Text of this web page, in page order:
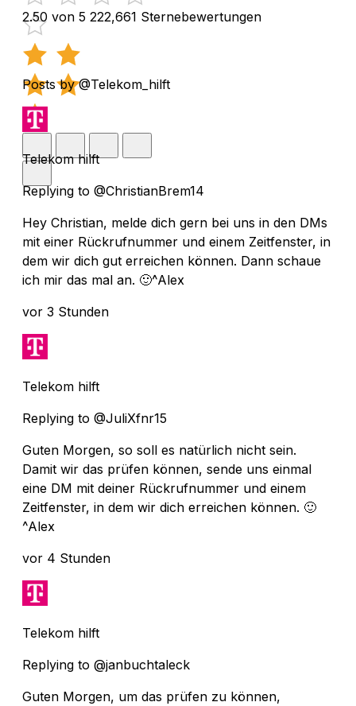
2.50 von 5 222,661 Sternebewertungen
Posts by @Telekom_hilft
Telekom hilft
Replying to @ChristianBrem14
Hey Christian, melde dich gern bei uns in den DMs
mit einer Rückrufnummer und einem Zeitfenster, in
dem wir dich gut erreichen können. Dann schaue
ich mir das mal an. 🙂^Alex
vor 3 Stunden
Telekom hilft
Replying to @JuliXfnr15
Guten Morgen, so soll es natürlich nicht sein.
Damit wir das prüfen können, sende uns einmal
eine DM mit deiner Rückrufnummer und einem
Zeitfenster, in dem wir dich erreichen können. 🙂
^Alex
vor 4 Stunden
Telekom hilft
Replying to @janbuchtaleck
Guten Morgen, um das prüfen zu können,